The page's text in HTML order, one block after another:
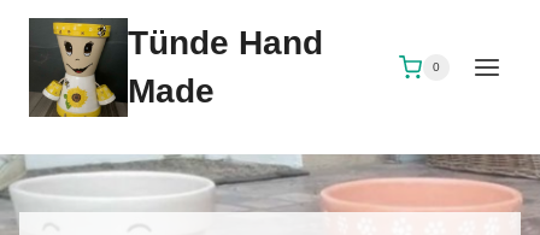
Skip
content
Tünde Hand
Made
0